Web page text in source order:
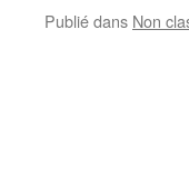
Publié dans Non